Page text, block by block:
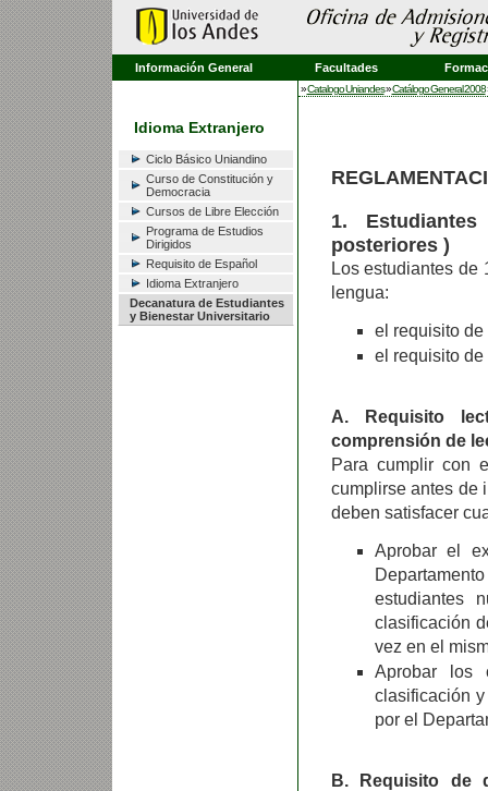
Información General Facultades
Idioma Extranjero
Ciclo Básico Uniandino
Curso de Constitución y
Democracia
Cursos de Libre Elección
Programa de Estudios
Dirigidos
Requisito de Español
Idioma Extranjero
Decanatura de Estudiantes
y Bienestar Universitario
»Catalogo Uniandes»Catálogo General 2008
1.
posteriores )
Los estudiantes de
lengua:
el requisito
el requisito
A. Requisito
comprensión de
Para cumplir con
cumplirse antes de
deben satisfacer
Aprobar el
estudiantes
clasificación
vez en el
Aprobar los
clasificación
por el
B. Requisito de